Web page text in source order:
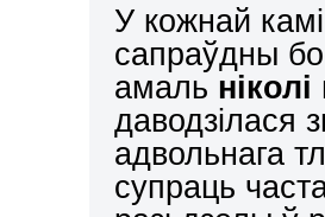
У кожнай
сапраўдны
амаль
даводзілася
адвольнага
супраць